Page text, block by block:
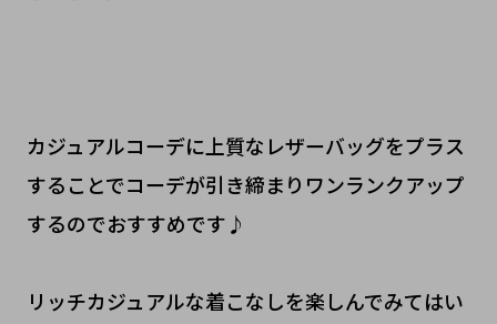
カジュアルコーデに上質なレザーバッグをプラス
することでコーデが引き締まりワンランクアップ
するのでおすすめです♪
リッチカジュアルな着こなしを楽しんでみてはい